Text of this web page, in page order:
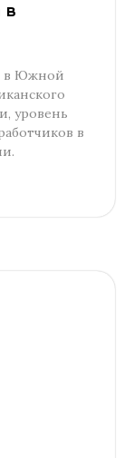
в
в Южной
уровень
в